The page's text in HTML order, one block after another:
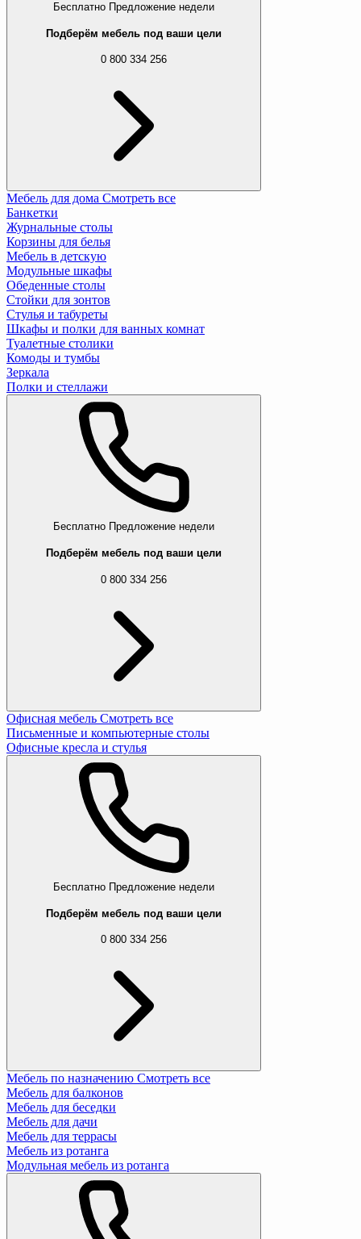
Бесплатно Предложение недели
Подберём мебель под ваши цели
0 800 334 256
Мебель для дома Смотреть все
Банкетки
Журнальные столы
Корзины для белья
Мебель в детскую
Модульные шкафы
Обеденные столы
Стойки для зонтов
Стулья и табуреты
Шкафы и полки для ванных комнат
Туалетные столики
Комоды и тумбы
Зеркала
Полки и стеллажи
Бесплатно Предложение недели
Подберём мебель под ваши цели
0 800 334 256
Офисная мебель Смотреть все
Письменные и компьютерные столы
Офисные кресла и стулья
Бесплатно Предложение недели
Подберём мебель под ваши цели
0 800 334 256
Мебель по назначению Смотреть все
Мебель для балконов
Мебель для беседки
Мебель для дачи
Мебель для террасы
Мебель из ротанга
Модульная мебель из ротанга